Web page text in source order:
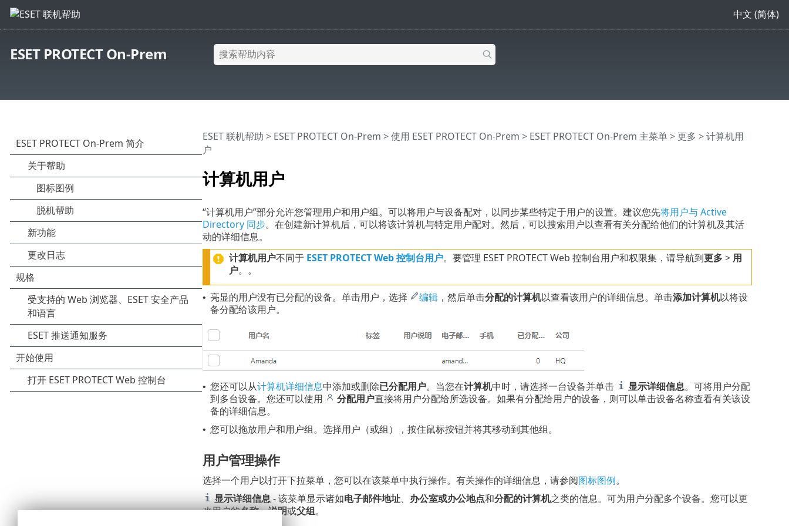
中文 (简体)
ESET PROTECT On-Prem
计算机用户
ESET 联机帮助 > ESET PROTECT On-Prem >使用 ESET PROTECT On-Prem > ESET PROTECT On-Prem 主菜单>更多 > 计算机用
户
“计算机用户”部分允许您管理用户和用户组。可以将用户与设备配对，以同步某些特定于用户的设置。建议您先将用户与 Active
Directory 同步。在创建新计算机后，可以将该计算机与特定用户配对。然后，可以搜索用户以查看有关分配给他们的计算机及其活
动的详细信息。
计算机用户不同于 ESET PROTECT Web 控制台用户。要管理 ESET PROTECT Web 控制台用户和权限集，请导航到更多 > 用
户。。
• 亮显的用户没有已分配的设备。单击用户，选择 编辑，然后单击分配的计算机以查看该用户的详细信息。单击添加计算机以将设
备分配给该用户。
• 您还可以从计算机详细信息中添加或删除已分配用户。当您在计算机中时，请选择一台设备并单击 显示详细信息。可将用户分配
到多台设备。您还可以使用
分配用户直接将用户分配给所选设备。如果有分配给用户的设备，则可以单击设备名称查看有关该设
备的详细信息。
• 您可以拖放用户和用户组。选择用户（或组），按住鼠标按钮并将其移动到其他组。
用户管理操作
选择一个用户以打开下拉菜单，您可以在该菜单中执行操作。有关操作的详细信息，请参阅图标图例。
显示详细信息- 该菜单显示诸如电子邮件地址、 办公室或办公地点和分配的计算机之类的信息。可为用户分配多个设备。您可以更
改用户的名称、说明或父组。